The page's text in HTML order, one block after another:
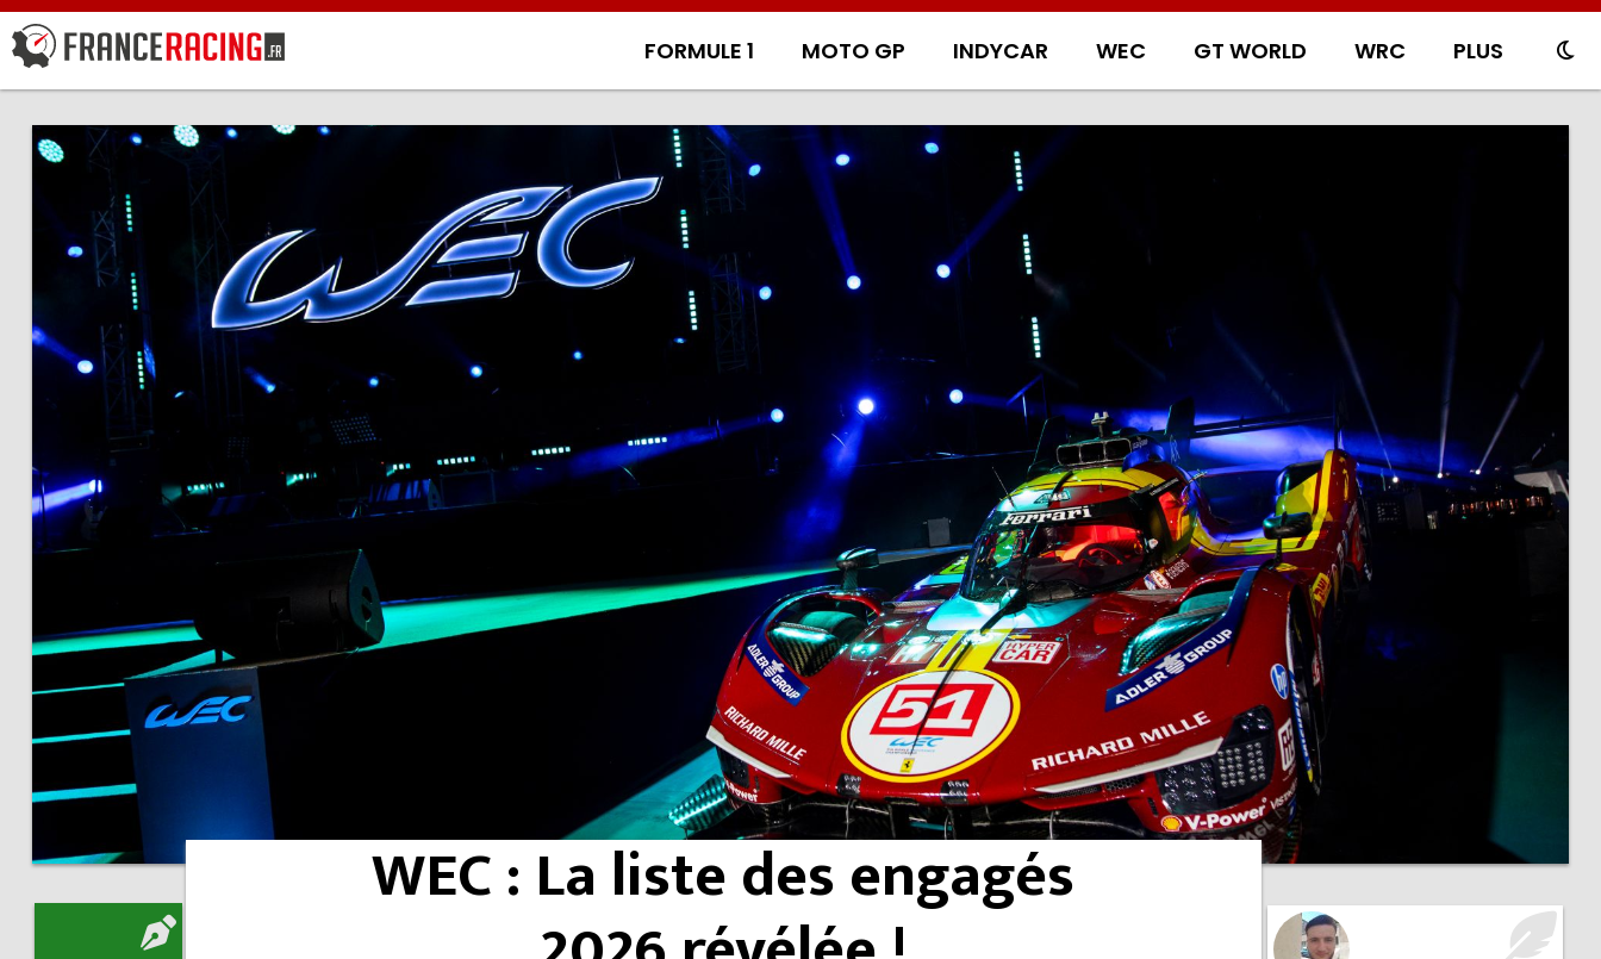
FORMULE 1 MOTO GP INDYCAR WEC GT WORLD WRC PLUS
WEC : La liste des engagés